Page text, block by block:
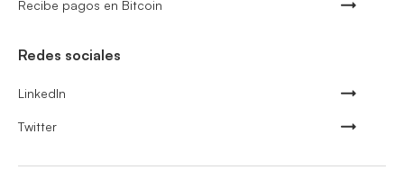
Recibe pagos en Bitcoin
Redes sociales
LinkedIn
Twitter